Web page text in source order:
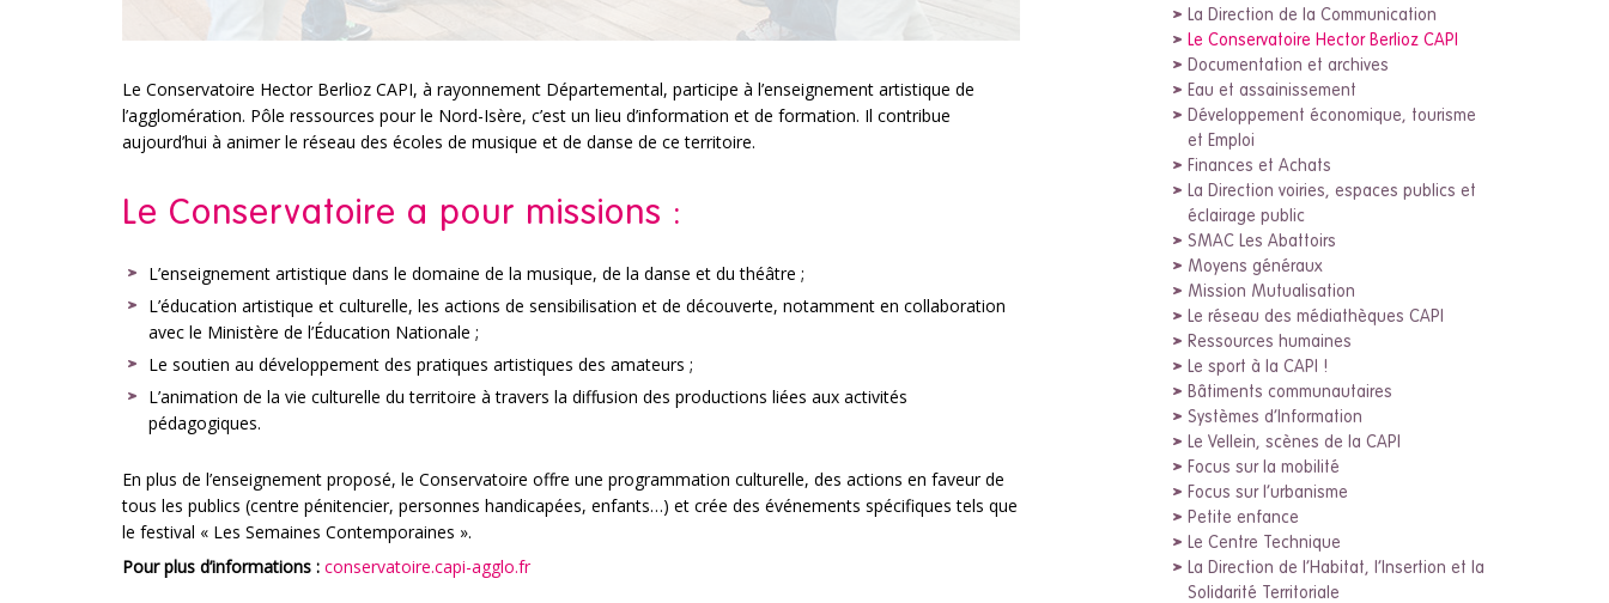
Le Conservatoire Hector Berlioz CAPI, à rayonnement Départemental, participe à l’enseignement artistique de
l’agglomération. Pôle ressources pour le Nord-Isère, c’est un lieu d’information et de formation. Il contribue
aujourd’hui à animer le réseau des écoles de musique et de danse de ce territoire.
Le Conservatoire a pour missions :
L’enseignement artistique dans le domaine de la musique, de la danse et du théâtre ;
L’éducation artistique et culturelle, les actions de sensibilisation et de découverte, notamment en collaboration
avec le Ministère de l’Éducation Nationale ;
Le soutien au développement des pratiques artistiques des amateurs ;
L’animation de la vie culturelle du territoire à travers la diffusion des productions liées aux activités
pédagogiques.
En plus de l’enseignement proposé, le Conservatoire offre une programmation culturelle, des actions en faveur de
tous les publics (centre pénitencier, personnes handicapées, enfants…) et crée des événements spécifiques tels que
le festival « Les Semaines Contemporaines ».
Pour plus d’informations : conservatoire.capi-agglo.fr
La Direction de la Communication
Le Conservatoire Hector Berlioz CAPI
Documentation et archives
Eau et assainissement
Développement économique, tourisme
et Emploi
Finances et Achats
La Direction voiries, espaces publics et
éclairage public
SMAC Les Abattoirs
Moyens généraux
Mission Mutualisation
Le réseau des médiathèques CAPI
Ressources humaines
Le sport à la CAPI !
Bâtiments communautaires
Systèmes d’Information
Le Vellein, scènes de la CAPI
Focus sur la mobilité
Focus sur l’urbanisme
Petite enfance
Le Centre Technique
La Direction de l’Habitat, l’Insertion et la
Solidarité Territoriale